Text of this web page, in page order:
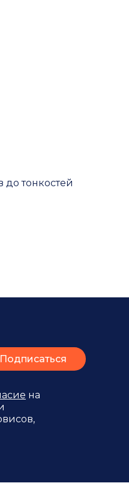
тонкостей
на